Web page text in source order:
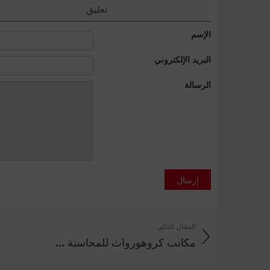
تعليق
الإسم
البريد الإلكتروني
الرسالة
إرسال
المقال التالي
مكاتب كروهورواث للمحاسبة ...